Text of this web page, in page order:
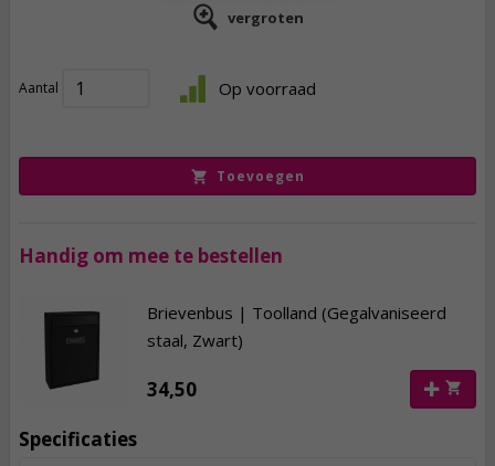
vergroten
Aantal Op voorraad
Toevoegen
Handig om mee te bestellen
Brievenbus | Toolland (Gegalvaniseerd
staal, Zwart)
34,50
Specificaties